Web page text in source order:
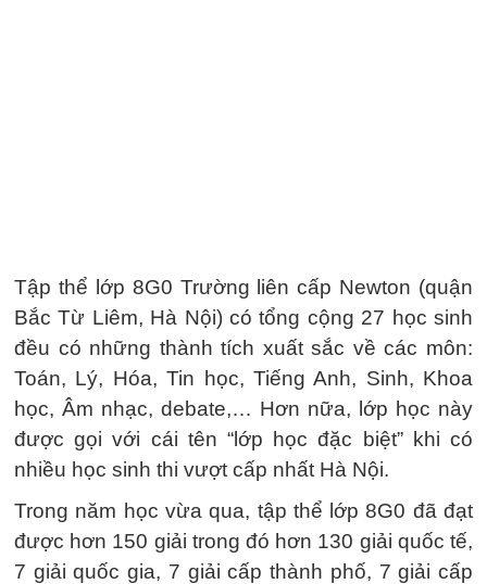
Tập thể lớp 8G0 Trường liên cấp Newton (quận
Bắc Từ Liêm, Hà Nội) có tổng cộng 27 học sinh
đều có những thành tích xuất sắc về các môn:
Toán, Lý, Hóa, Tin học, Tiếng Anh, Sinh, Khoa
học, Âm nhạc, debate,… Hơn nữa, lớp học này
được gọi với cái tên “lớp học đặc biệt” khi có
nhiều học sinh thi vượt cấp nhất Hà Nội.
Trong năm học vừa qua, tập thể lớp 8G0 đã đạt
được hơn 150 giải trong đó hơn 130 giải quốc tế,
7 giải quốc gia, 7 giải cấp thành phố, 7 giải cấp